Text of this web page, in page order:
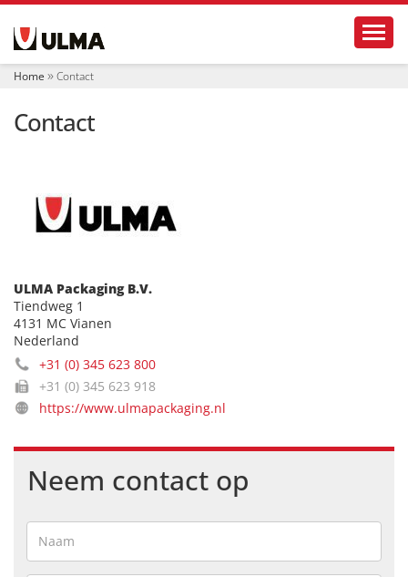
i
Home Contact
Contact
ULMA Packaging B.V.
Tiendweg 1
4131 MC Vianen
Nederland
+31 (0) 345 623 800
+31 (0) 345 623 918
https://www.ulmapackaging.nl
Neem contact op